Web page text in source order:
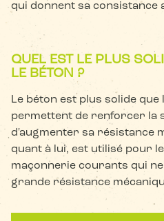
qui donnent sa consistance
QUEL EST LE PLUS
LE BÉTON ?
Le béton est plus solide
permettent de renforcer la
d'augmenter sa résistance
quant à lui, est utilisé pour
maçonnerie courants qui
grande résistance